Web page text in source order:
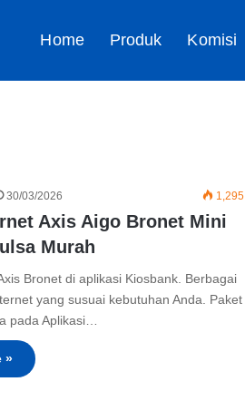
Home Produk Komisi
30/03/2026 1,295
Axis Aigo Bronet Mini
Murah
Bronet di aplikasi Kiosbank. Berbagai
yang susuai kebutuhan Anda. Paket
pada Aplikasi…
»